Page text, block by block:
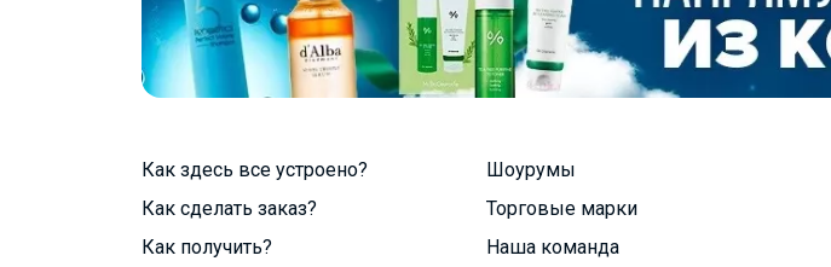
Как здесь все устроено?
Как сделать заказ?
Как получить?
Шоурумы
Торговые марки
Наша команда